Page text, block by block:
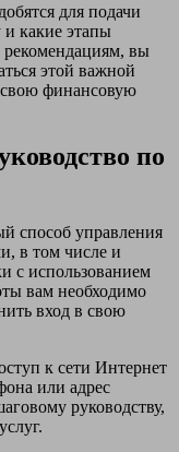
для подачи
и какие этапы
вы
этой важной
финансовую
по
способ управления
в том числе и
с использованием
вам необходимо
вход в свою
к сети Интернет
или адрес
руководству,